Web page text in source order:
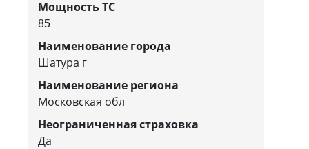
Мощность ТС
85
Наименование города
Шатура г
Наименование региона
Московская обл
Неограниченная страховка
Да